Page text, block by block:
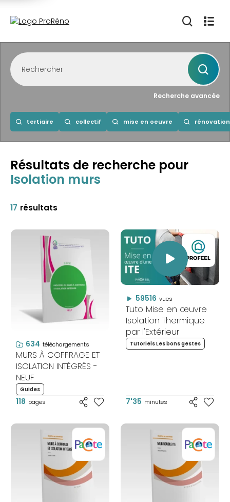
Recherche avancée
tertiaire collectif mise en oeuvre rénovation
Résultats de recherche pour
Isolation murs
17 résultats
634 téléchargements
MURS À COFFRAGE ET
ISOLATION INTÉGRÉS -
NEUF
Guides
118 pages
59516 vues
Tuto Mise en œuvre
Isolation Thermique
par l'Extérieur
Tutoriels Les bons gestes
7'35 minutes